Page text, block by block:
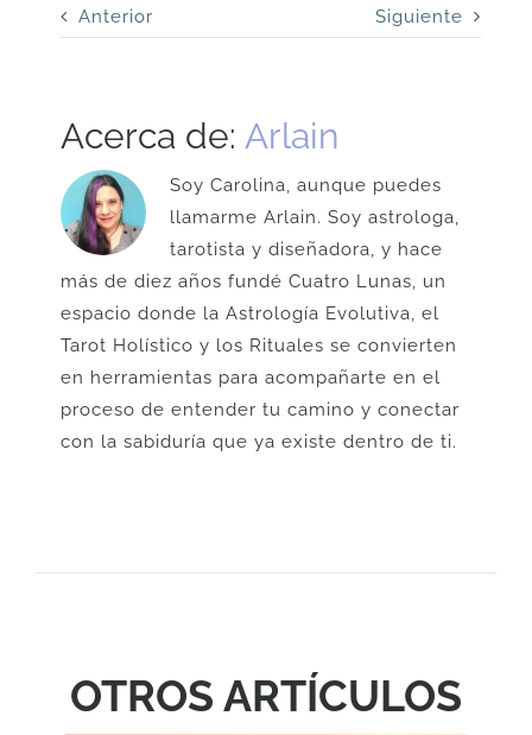
Anterior Siguiente
Acerca de:Arlain
Soy Carolina, aunque puedes
llamarme Arlain. Soy astrologa,
tarotista y diseñadora, y hace
más de diez años fundé Cuatro Lunas, un
espacio donde la Astrología Evolutiva, el
Tarot Holístico y los Rituales se convierten
en herramientas para acompañarte en el
proceso de entender tu camino y conectar
con la sabiduría que ya existe dentro de ti.
OTROS ARTÍCULOS